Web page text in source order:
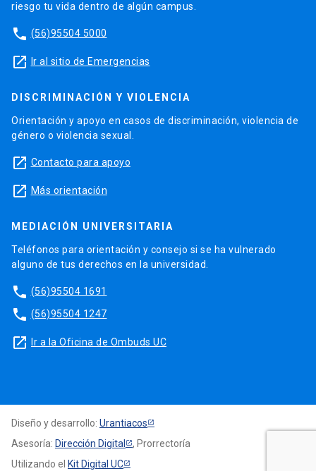
riesgo tu vida dentro de algún campus.
phone (56)95504 5000
launch Ir al sitio de Emergencias
DISCRIMINACIÓN Y VIOLENCIA
Orientación y apoyo en casos de discriminación, violencia de
género o violencia sexual.
launch Contacto para apoyo
launch Más orientación
MEDIACIÓN UNIVERSITARIA
Teléfonos para orientación y consejo si se ha vulnerado
alguno de tus derechos en la universidad.
phone (56)95504 1691
phone (56)95504 1247
launch Ir a la Oficina de Ombuds UC
Diseño y desarrollo: Urantiacos
Asesoría: Dirección Digital
, Prorrectoría
Utilizando el Kit Digital UC